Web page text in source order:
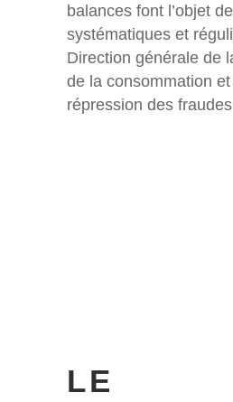
balances font l’objet
systématiques et
Direction générale de
de la consommation
répression des
LE